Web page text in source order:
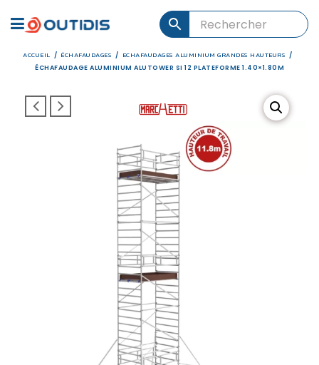
ACCUEIL / ÉCHAFAUDAGES / ECHAFAUDAGES ALUMINIUM GRANDES HAUTEURS /
ÉCHAFAUDAGE ALUMINIUM ALUTOWER SI 12 PLATEFORME 1.40×1.80M